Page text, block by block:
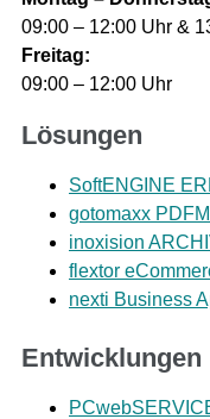
09:00 – 12:00 Uhr &
Freitag:
09:00 – 12:00 Uhr
Lösungen
SoftENGINE
gotomaxx
inoxision
flextor
nexti Business
Entwicklungen